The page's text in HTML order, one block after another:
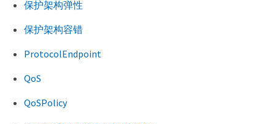
保护架构弹性
保护架构容错
ProtocolEndpoint
QoS
QoSPolicy